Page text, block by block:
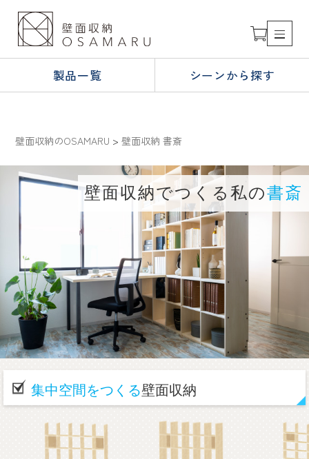
製品一覧 シーンから探す
壁面収納のOSAMARU >壁面収納 書斎
壁面収納でつくる私の書斎
集中空間をつくる壁面収納